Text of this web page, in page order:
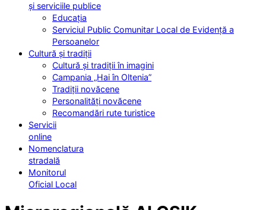
și serviciile publice
Educația
Serviciul Public Comunitar Local de Evidență a
Persoanelor
Cultură și tradiții
Cultură și tradiții în imagini
Campania „Hai în Oltenia”
Tradiții novăcene
Personalități novăcene
Recomandări rute turistice
Servicii
online
Nomenclatura
stradală
Monitorul
Oficial Local